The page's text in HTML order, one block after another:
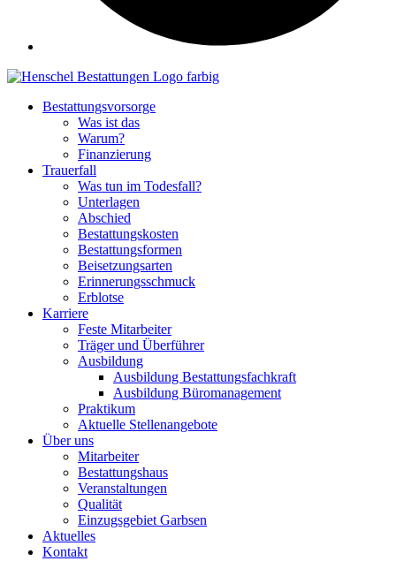
Bestattungsvorsorge
Was ist das
Warum?
Finanzierung
Trauerfall
Was tun im Todesfall?
Unterlagen
Abschied
Bestattungskosten
Bestattungsformen
Beisetzungsarten
Erinnerungsschmuck
Erblotse
Karriere
Feste Mitarbeiter
Träger und Überführer
Ausbildung
Ausbildung Bestattungsfachkraft
Ausbildung Büromanagement
Praktikum
Aktuelle Stellenangebote
Über uns
Mitarbeiter
Bestattungshaus
Veranstaltungen
Qualität
Einzugsgebiet Garbsen
Aktuelles
Kontakt